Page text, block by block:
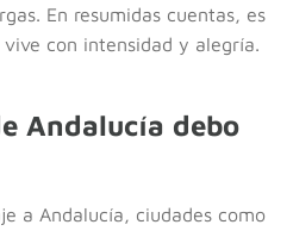
En resumidas cuentas, es
con intensidad y alegría.
Andalucía debo
a Andalucía, ciudades como